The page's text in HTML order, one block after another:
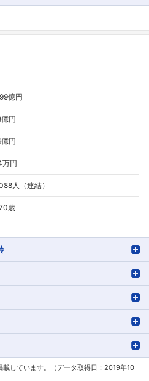
億円
円
円
円
人（連結）
歳
しています。（データ取得日：2019年10